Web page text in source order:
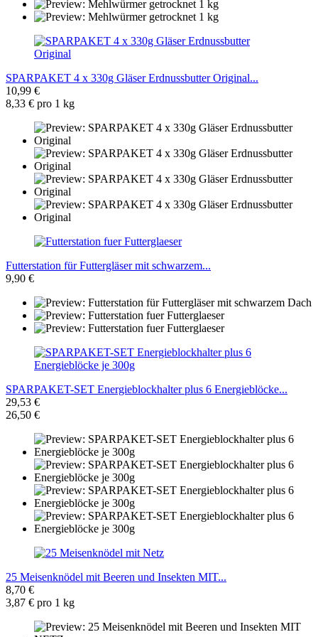
SPARPAKET 4 x 330g Gläser Erdnussbutter Original...
10,99 €
8,33 € pro 1 kg
Futterstation für Futtergläser mit schwarzem...
9,90 €
SPARPAKET-SET Energieblockhalter plus 6 Energieblöcke...
29,53 €
26,50 €
25 Meisenknödel mit Beeren und Insekten MIT...
8,70 €
3,87 € pro 1 kg